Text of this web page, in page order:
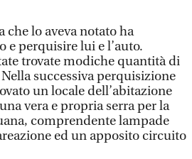
che lo aveva notato ha
e perquisire lui e l’auto.
trovate modiche quantità di
successiva perquisizione
un locale dell’abitazione
vera e propria serra per la
comprendente lampade
ed un apposito circuito